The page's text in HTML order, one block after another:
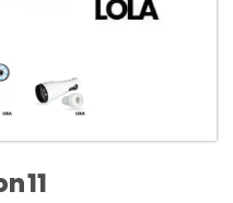
11